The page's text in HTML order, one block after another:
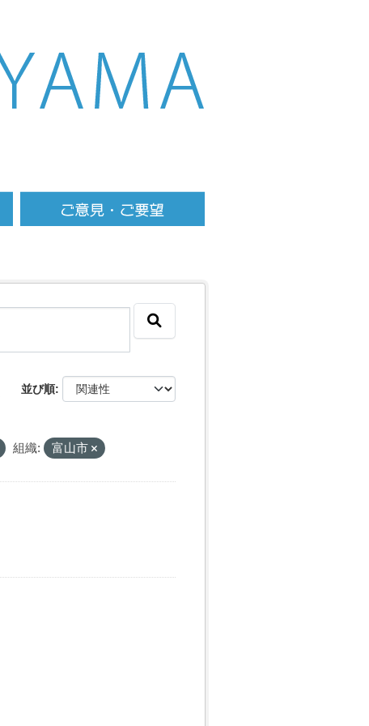
並び順
組織: 富山市